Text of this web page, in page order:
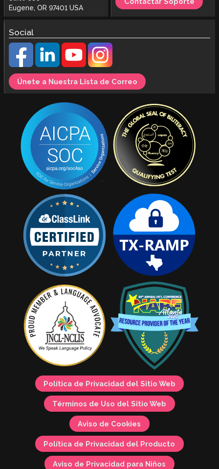
Eugene, OR 97401 USA
Social
Únete a Nuestra Lista de Correo
Política de Privacidad del Sitio Web
Términos de Uso del Sitio Web
Aviso de Cookies
Política de Privacidad del Producto
Aviso de Privacidad para Niños